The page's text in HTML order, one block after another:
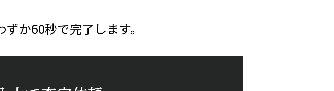
か60秒で完了します。